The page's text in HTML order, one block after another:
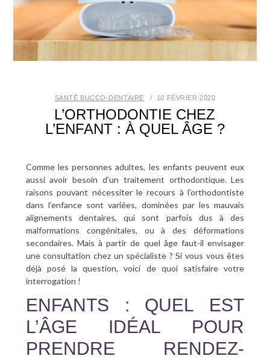
MÉDECINE DOUCE
BIEN-ÊTRE
SEXUALITÉSANTÉ BUCCO-DENTAIRE 10 FÉVRIER 2020
L’ORTHODONTIE CHEZ
L’ENFANT : À QUEL ÂGE ?
Comme les personnes adultes, les enfants peuvent eux
aussi avoir besoin d’un traitement orthodontique. Les
raisons pouvant nécessiter le recours à l’orthodontiste
dans l’enfance sont variées, dominées par les mauvais
alignements dentaires, qui sont parfois dus à des
malformations congénitales, ou à des déformations
secondaires. Mais à partir de quel âge faut-il envisager
une consultation chez un spécialiste ? Si vous vous êtes
déjà posé la question, voici de quoi satisfaire votre
interrogation !
ENFANTS : QUEL EST
L’ÂGE IDÉAL POUR
PRENDRE RENDEZ-